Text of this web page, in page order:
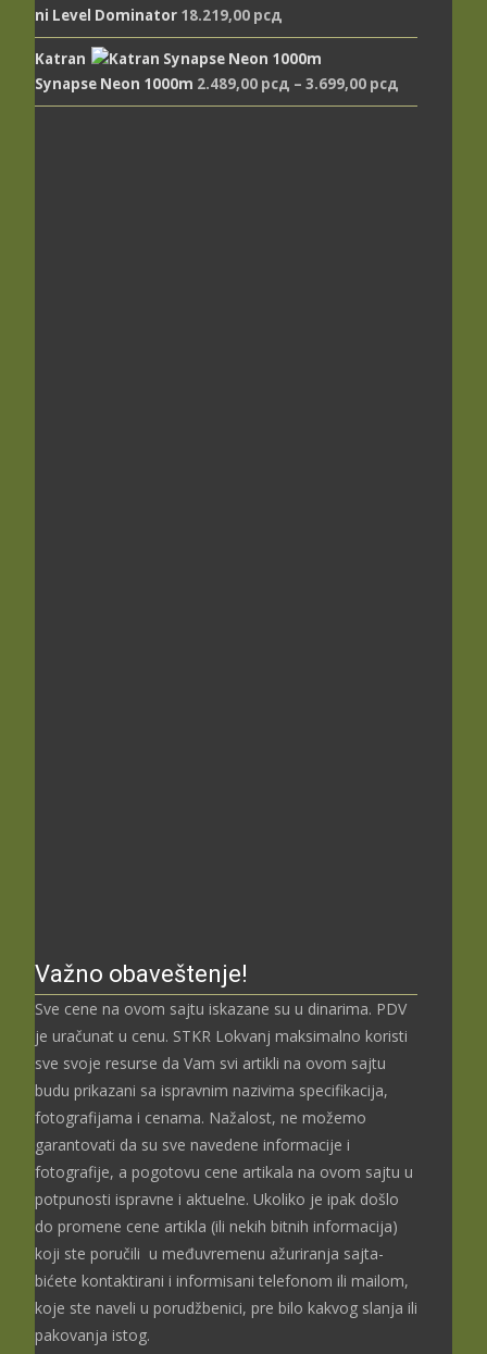
ni Level Dominator 18.219,00 рсд
Katran
Synapse Neon 1000m 2.489,00 рсд – 3.699,00 рсд
цена: од
Važno obaveštenje!
Sve cene na ovom sajtu iskazane su u dinarima. PDV
je uračunat u cenu. STKR Lokvanj maksimalno koristi
sve svoje resurse da Vam svi artikli na ovom sajtu
budu prikazani sa ispravnim nazivima specifikacija,
fotografijama i cenama. Nažalost, ne možemo
garantovati da su sve navedene informacije i
fotografije, a pogotovu cene artikala na ovom sajtu u
potpunosti ispravne i aktuelne. Ukoliko je ipak došlo
do promene cene artikla (ili nekih bitnih informacija)
koji ste poručili u međuvremenu ažuriranja sajta-
bićete kontaktirani i informisani telefonom ili mailom,
koje ste naveli u porudžbenici, pre bilo kakvog slanja ili
pakovanja istog.